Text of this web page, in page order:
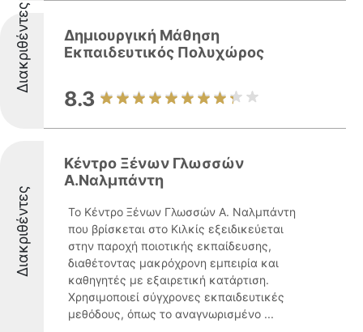
Διακριθέντες
Δημιουργική Μάθηση
Εκπαιδευτικός Πολυχώρος
8.3
Διακριθέντες
Κέντρο Ξένων Γλωσσών
Α.Ναλμπάντη
Το Κέντρο Ξένων Γλωσσών Α. Ναλμπάντη
που βρίσκεται στο Κιλκίς εξειδικεύεται
στην παροχή ποιοτικής εκπαίδευσης,
διαθέτοντας μακρόχρονη εμπειρία και
καθηγητές με εξαιρετική κατάρτιση.
Χρησιμοποιεί σύγχρονες εκπαιδευτικές
μεθόδους, όπως το αναγνωρισμένο ...